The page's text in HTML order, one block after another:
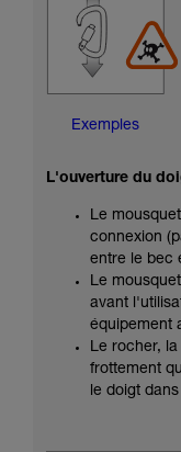
Exemples
L'ouverture du
Le
connexion
entre le bec
Le
avant
équipement
Le rocher,
frottement
le doigt